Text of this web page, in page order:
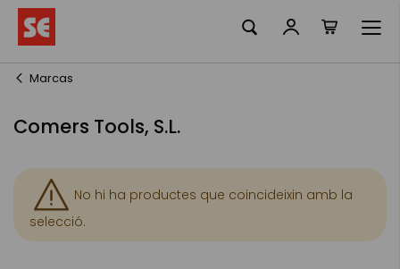
Content
Marcas
Comers Tools, S.L.
No hi ha productes que coincideixin amb la
selecció.